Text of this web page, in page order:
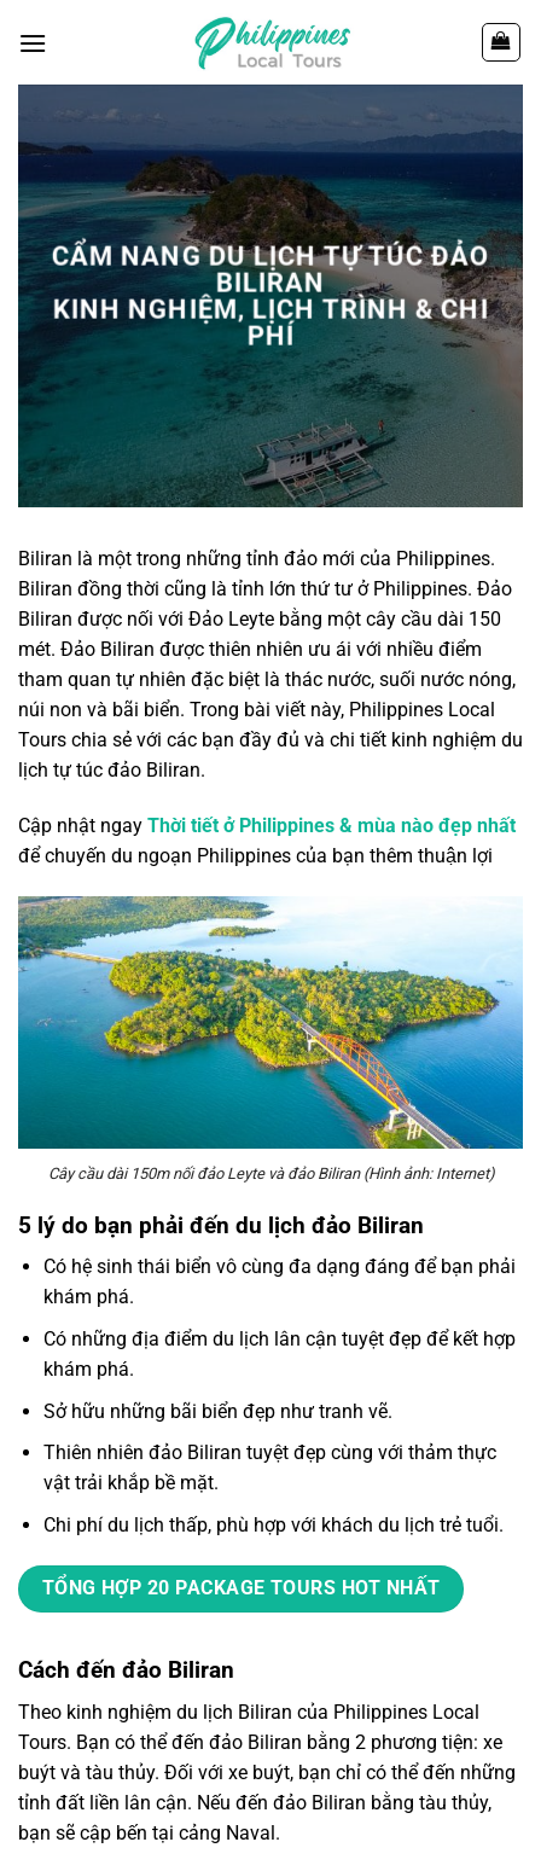
đến
CẨM NANG DU LỊCH TỰ TÚC ĐẢO
BILIRAN
KINH NGHIỆM, LỊCH TRÌNH & CHI
PHÍ
Biliran là một trong những tỉnh đảo mới của Philippines.
Biliran đồng thời cũng là tỉnh lớn thứ tư ở Philippines. Đảo
Biliran được nối với Đảo Leyte bằng một cây cầu dài 150
mét. Đảo Biliran được thiên nhiên ưu ái với nhiều điểm
tham quan tự nhiên đặc biệt là thác nước, suối nước nóng,
núi non và bãi biển. Trong bài viết này, Philippines Local
Tours chia sẻ với các bạn đầy đủ và chi tiết kinh nghiệm du
lịch tự túc đảo Biliran.
Cập nhật ngay Thời tiết ở Philippines & mùa nào đẹp nhất
để chuyến du ngoạn Philippines của bạn thêm thuận lợi
Cây cầu dài 150m nối đảo Leyte và đảo Biliran (Hình ảnh: Internet)
5 lý do bạn phải đến du lịch đảo Biliran
Có hệ sinh thái biển vô cùng đa dạng đáng để bạn phải
khám phá.
Có những địa điểm du lịch lân cận tuyệt đẹp để kết hợp
khám phá.
Sở hữu những bãi biển đẹp như tranh vẽ.
Thiên nhiên đảo Biliran tuyệt đẹp cùng với thảm thực
vật trải khắp bề mặt.
Chi phí du lịch thấp, phù hợp với khách du lịch trẻ tuổi.
TỔNG HỢP 20 PACKAGE TOURS HOT NHẤT
Cách đến đảo Biliran
Theo kinh nghiệm du lịch Biliran của Philippines Local
Tours. Bạn có thể đến đảo Biliran bằng 2 phương tiện: xe
buýt và tàu thủy. Đối với xe buýt, bạn chỉ có thể đến những
tỉnh đất liền lân cận. Nếu đến đảo Biliran bằng tàu thủy,
bạn sẽ cập bến tại cảng Naval.